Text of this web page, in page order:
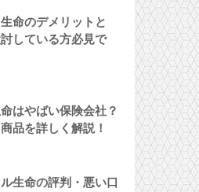
命のデメリットと
している方必見で
はやばい保険会社？
品を詳しく解説！
生命の評判・悪い口